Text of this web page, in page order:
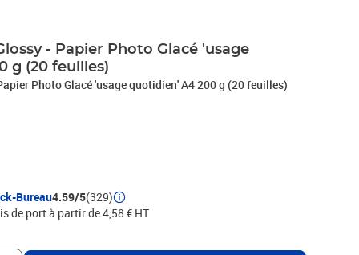
- Papier Photo Glacé 'usage
g (20 feuilles)
Photo Glacé 'usage quotidien' A4 200 g (20 feuilles)
Bureau4.59/5(329)
de port à partir de 4,58 € HT